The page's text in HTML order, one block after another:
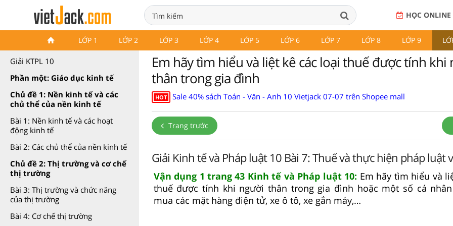
HỌC ONLINE
LỚP 1 LỚP 2 LỚP 3 LỚP 4 LỚP 5 LỚP 6 LỚP 7 LỚP 8 LỚP 9
Kinh tế Pháp luật 10 Chân trời
Giải KTPL 10
Phần một: Giáo dục kinh tế
Chủ đề 1: Nền kinh tế và các
chủ thể của nền kinh tế
Bài 1: Nền kinh tế và các hoạt
động kinh tế
Bài 2: Các chủ thể của nền kinh tế
Chủ đề 2: Thị trường và cơ chế
thị trường
Bài 3: Thị trường và chức năng
của thị trường
Bài 4: Cơ chế thị trường
Em hãy tìm hiểu và liệt kê các loại thuế được tính khi
thân trong gia đình
HOT Sale 40% sách Toán - Văn - Anh 10 Vietjack 07-07 trên Shopee mall
Trang trước
Giải Kinh tế và Pháp luật 10 Bài 7: Thuế và thực hiện pháp luật
Vận dụng 1 trang 43 Kinh tế và Pháp luật 10: Em hãy tìm hiểu và
thuế được tính khi người thân trong gia đình hoặc một số cá
mua các mặt hàng điện tử, xe ô tô, xe gắn máy,…